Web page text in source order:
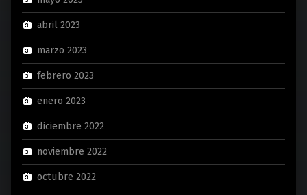
abril 2023
marzo 2023
febrero 2023
enero 2023
diciembre 2022
noviembre 2022
octubre 2022